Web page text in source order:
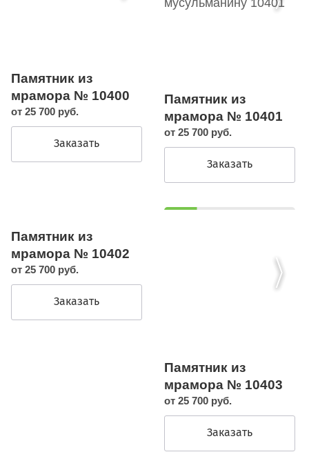
Памятник из
мрамора № 10400
от 25 700 руб.
Заказать
Памятник из
мрамора № 10401
от 25 700 руб.
Заказать
Памятник из
мрамора № 10402
от 25 700 руб.
Заказать
Памятник из
мрамора № 10403
от 25 700 руб.
Заказать